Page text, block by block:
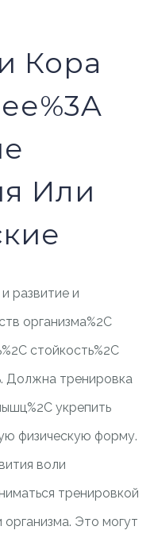
Кора
Или
развитие и
организма%2C
стойкость%2C
Должна тренировка
укрепить
физическую форму.
воли
тренировкой
Это могут